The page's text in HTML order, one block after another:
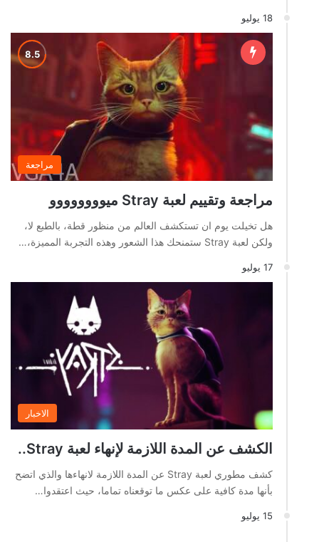
18 يوليو
مراجعة
مراجعة وتقييم لعبة Stray ميوووووووو
هل تخيلت يوم ان تستكشف العالم من منظور قطة، بالطبع لا،
ولكن لعبة Stray ستمنحك هذا الشعور وهذه التجربة المميزة،…
17 يوليو
الاخبار
الكشف عن المدة اللازمة لإنهاء لعبة Stray..
كشف مطوري لعبة Stray عن المدة اللازمة لانهاءها والذي اتضح
بأنها مدة كافية على عكس ما توقعناه تماما، حيث اعتقدوا…
15 يوليو